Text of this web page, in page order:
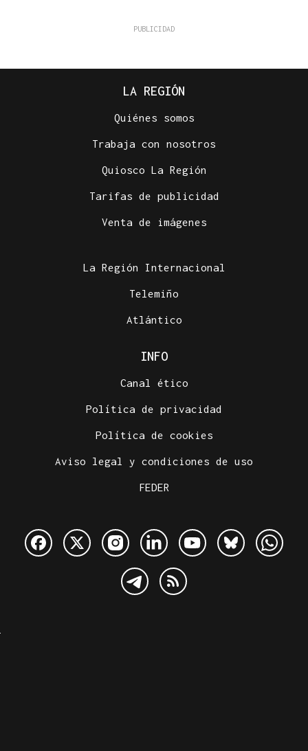
LA REGIÓN
Quiénes somos
Trabaja con nosotros
Quiosco La Región
Tarifas de publicidad
Venta de imágenes
La Región Internacional
Telemiño
Atlántico
INFO
Canal ético
Política de privacidad
Política de cookies
Aviso legal y condiciones de uso
FEDER